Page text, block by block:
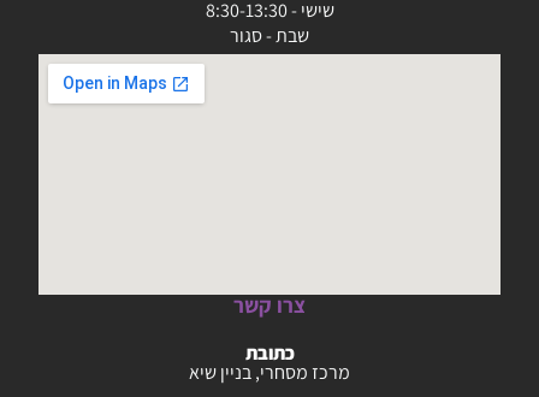
שישי - 8:30-13:30
שבת - סגור
צרו קשר
כתובת
מרכז מסחרי, בניין שיא